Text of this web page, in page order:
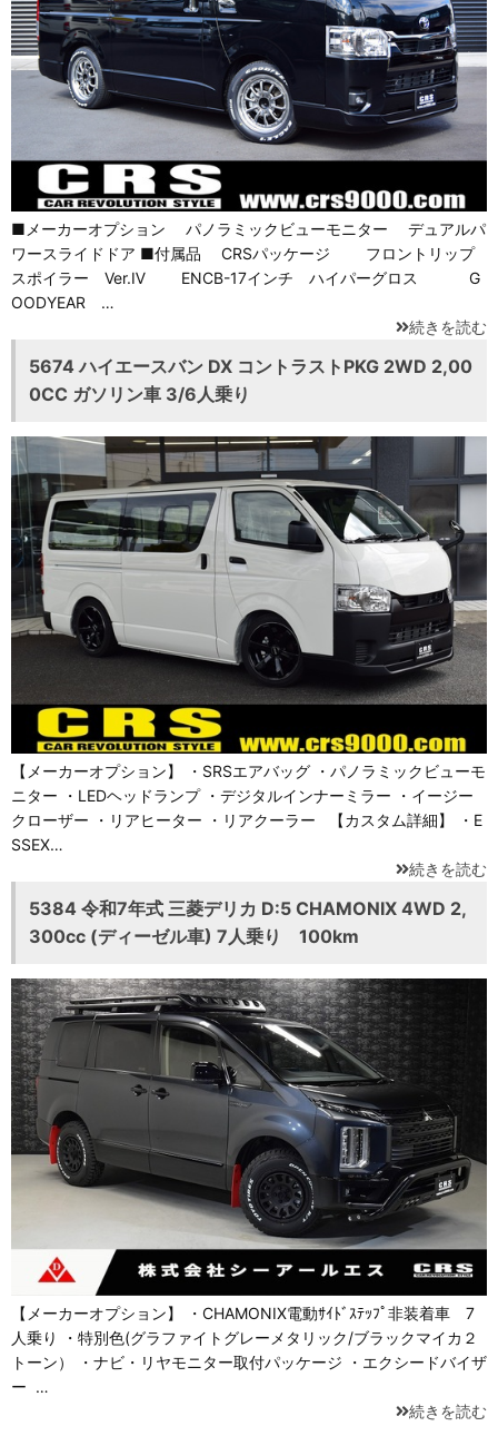
■メーカーオプション パノラミックビューモニター デュアルパ
ワースライドドア ■付属品 CRSパッケージ フロントリップ
スポイラー Ver.Ⅳ ENCB-17インチ ハイパーグロス G
OODYEAR …
続きを読む
5674 ハイエースバン DX コントラストPKG 2WD 2,00
0CC ガソリン車 3/6人乗り
【メーカーオプション】 ・SRSエアバッグ ・パノラミックビューモ
ニター ・LEDヘッドランプ ・デジタルインナーミラー ・イージー
クローザー ・リアヒーター ・リアクーラー 【カスタム詳細】 ・E
SSEX…
続きを読む
5384 令和7年式 三菱デリカ D:5 CHAMONIX 4WD 2,
300cc (ディーゼル車) 7人乗り 100km
【メーカーオプション】 ・CHAMONIX電動ｻｲﾄﾞｽﾃｯﾌﾟ非装着車 7
人乗り ・特別色(グラファイトグレーメタリック/ブラックマイカ２
トーン） ・ナビ・リヤモニター取付パッケージ ・エクシードバイザ
ー …
続きを読む